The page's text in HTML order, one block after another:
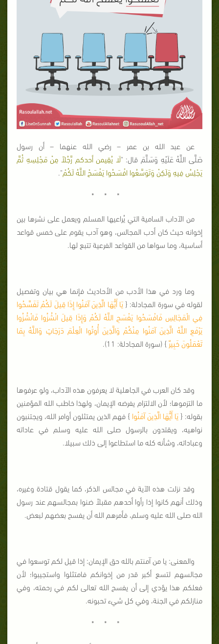
عن عبد الله بن عمر – رضي الله عنهما – أن رسول
صَلَّى اللَّهُ عَلَيْهِ وَسَلَّمَ قال: "لَا يُقِيمن أحدكم رَّجُلاً مِنْ مَجْلِسِهِ ثُمَّ
يَجْلِسُ فِيهِ وَلَكِنْ وَتَوَسَّعُوا افْسَحُوا يَفْسَحْ اللَّهُ لَكُمْ".
* * *
من الآداب السامية التي يُراعيها المسلم ويعمل على نشرها بين
إخوانه حيث كان أدب المجالس، وهو آدب يقوم على خمس قواعد
أساسية، وما سواها من القواعد الفرعية تتبع لها.
وما ورد في هذا الأدب من الأحاديث فإنما هي بيان وتفصيل
لقوله في سورة المجادلة: {يَا أَيُّهَا الَّذِينَ آمَنُوا إِذَا قِيلَ لَكُمْ تَفَسَّحُوا
فِي الْمَجَالِسِ فَافْسَحُوا يَفْسَحِ اللَّهُ لَكُمْ وَإِذَا قِيلَ انْشُزُوا فَانْشُزُوا
يَرْفَعِ اللَّهُ الَّذِينَ آمَنُوا مِنْكُمْ وَالَّذِينَ أُوتُوا الْعِلْمَ دَرَجَاتٍ وَاللَّهُ بِمَا
تَعْمَلُونَ خَبِيرٌ} (سورة المجادلة: 11).
وقد كان العرب في الجاهلية لا يعرفون هذه الآداب، ولو عرفوها
ما التزموها؛ لأن الالتزام يفرضه الإيمان، ولهذا خاطب الله المؤمنين
بقوله: {يَا أَيُّهَا الَّذِينَ آمَنُوا } فهم الذين يمتثلون أوامر الله، ويجتنبون
نواهيه، ويقتدون بالرسول صلى الله عليه وسلم في عاداته
وعباداته، وشأنه كله ما استطاعوا إلى ذلك سبيلا.
وقد نزلت هذه الآية في مجالس الذكر، كما يقول قتادة وغيره،
وذلك أنهم كانوا إذا رأوا أحدهم مقبلاً ضنوا بمجالسهم عند رسول
الله صلى الله عليه وسلم، فأمرهم الله أن يفسح بعضهم لبعض.
والمعنى: يا من آمنتم بالله حق الإيمان: إذا قيل لكم توسعوا في
مجالسهم لتسع أكبر قدر من إخوانكم فامتثلوا واستجيبوا؛ لأن
فعلكم هذا يؤدي إلى أن يفسح الله تعالى لكم في رحمته، وفي
منازلكم في الجنة، وفي كل شيء تحبونه.
* * *